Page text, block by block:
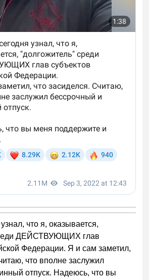
что я, оказывается,
ДЕЙСТВУЮЩИХ глав
Федерации. Я и сам заметил,
что вполне заслужил
отпуск. Надеюсь, что вы